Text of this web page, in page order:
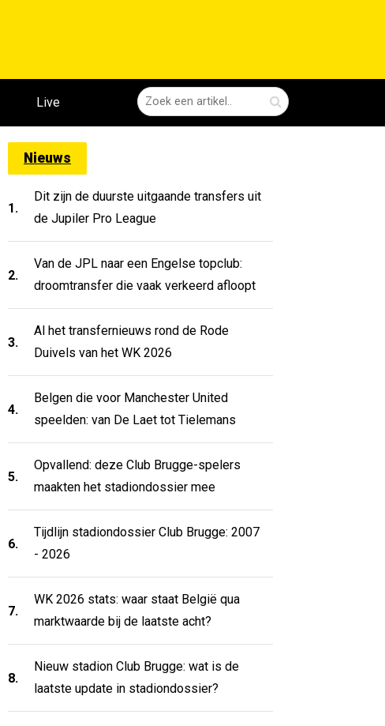
Live
Nieuws
1.
Dit zijn de duurste uitgaande transfers uit
de Jupiler Pro League
2.
Van de JPL naar een Engelse topclub:
droomtransfer die vaak verkeerd afloopt
3.
Al het transfernieuws rond de Rode
Duivels van het WK 2026
4.
Belgen die voor Manchester United
speelden: van De Laet tot Tielemans
5.
Opvallend: deze Club Brugge-spelers
maakten het stadiondossier mee
6.
Tijdlijn stadiondossier Club Brugge: 2007
- 2026
7.
WK 2026 stats: waar staat België qua
marktwaarde bij de laatste acht?
8.
Nieuw stadion Club Brugge: wat is de
laatste update in stadiondossier?